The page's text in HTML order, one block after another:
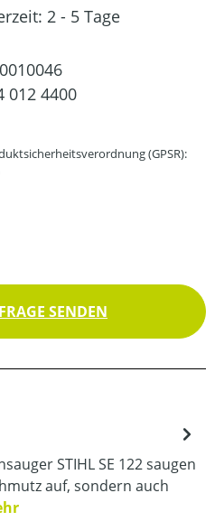
2 - 5 Tage
012 4400
(GPSR):
SENDEN
STIHL SE 122 saugen
auf, sondern auch